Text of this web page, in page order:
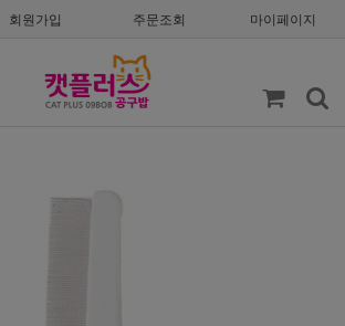
회원가입 주문조회 마이페이지